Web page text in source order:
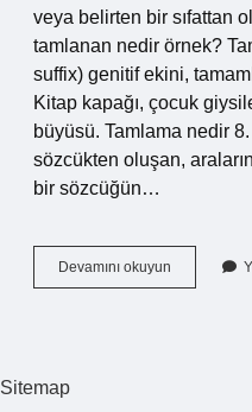
veya belirten bir sıfattan
tamlanan nedir örnek?
suffix) genitif ekini,
Kitap kapağı, çocuk
büyüsü. Tamlama nedir
sözcükten oluşan,
bir sözcüğün…
Devamını okuyun Tamlama
Nedir
Sitemap